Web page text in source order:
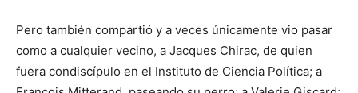
Pero también compartió y a veces únicamente vio pasar
como a cualquier vecino, a Jacques Chirac, de quien
fuera condiscípulo en el Instituto de Ciencia Política; a